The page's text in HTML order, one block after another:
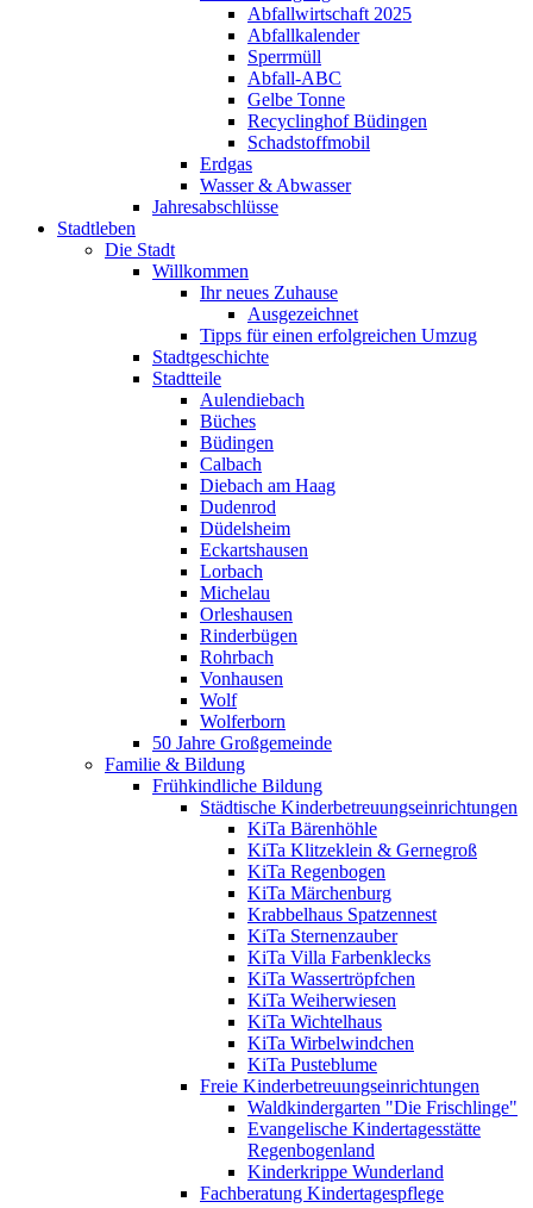
Abfallwirtschaft 2025
Abfallkalender
Sperrmüll
Abfall-ABC
Gelbe Tonne
Recyclinghof Büdingen
Schadstoffmobil
Erdgas
Wasser & Abwasser
Jahresabschlüsse
Stadtleben
Die Stadt
Willkommen
Ihr neues Zuhause
Ausgezeichnet
Tipps für einen erfolgreichen Umzug
Stadtgeschichte
Stadtteile
Aulendiebach
Büches
Büdingen
Calbach
Diebach am Haag
Dudenrod
Düdelsheim
Eckartshausen
Lorbach
Michelau
Orleshausen
Rinderbügen
Rohrbach
Vonhausen
Wolf
Wolferborn
50 Jahre Großgemeinde
Familie & Bildung
Frühkindliche Bildung
Städtische Kinderbetreuungseinrichtungen
KiTa Bärenhöhle
KiTa Klitzeklein & Gernegroß
KiTa Regenbogen
KiTa Märchenburg
Krabbelhaus Spatzennest
KiTa Sternenzauber
KiTa Villa Farbenklecks
KiTa Wassertröpfchen
KiTa Weiherwiesen
KiTa Wichtelhaus
KiTa Wirbelwindchen
KiTa Pusteblume
Freie Kinderbetreuungseinrichtungen
Waldkindergarten "Die Frischlinge"
Evangelische Kindertagesstätte
Regenbogenland
Kinderkrippe Wunderland
Fachberatung Kindertagespflege